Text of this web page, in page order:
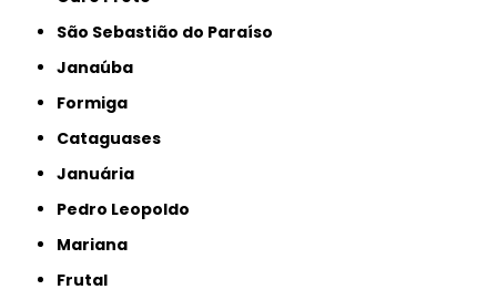
São Sebastião do Paraíso
Janaúba
Formiga
Cataguases
Januária
Pedro Leopoldo
Mariana
Frutal